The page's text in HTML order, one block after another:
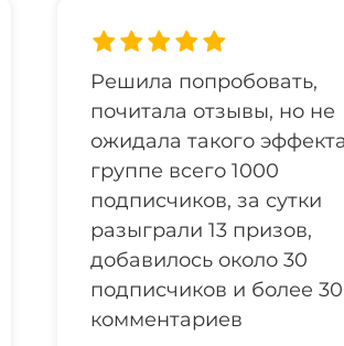
Решила попробовать,
почитала отзывы, но не
ожидала такого
группе всего 1000
подписчиков, за сутки
разыграли 13 призов,
добавилось около 30
подписчиков и более
комментариев